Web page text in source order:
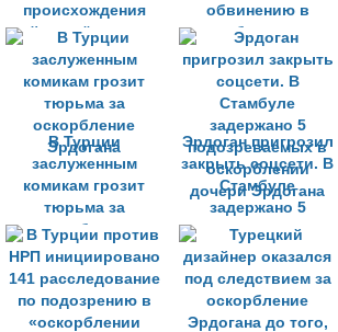
происхождения
найден мёртвым в
Стамбуле
обвинению в
«оскорблении» экс-
министра в 2007
году
В Турции
заслуженным
комикам грозит
тюрьма за
оскорбление
Эрдогана
Эрдоган пригрозил
закрыть соцсети. В
Стамбуле
задержано 5
подозреваемых в
оскорблении
дочери Эрдогана